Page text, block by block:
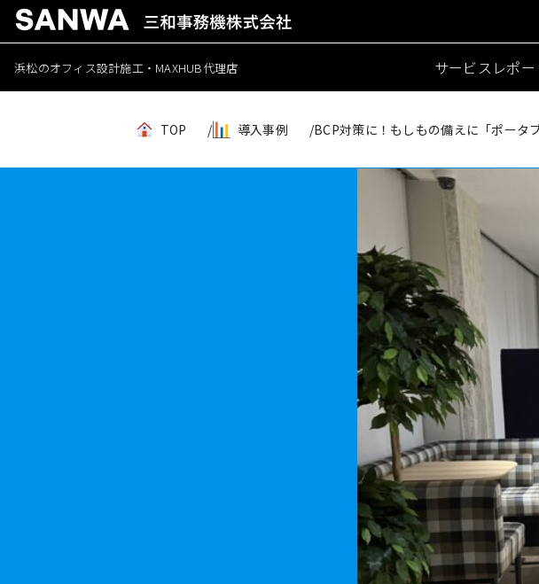
浜松のオフィス設計施工・MAXHUB代理店 サービスレポー
TOP 導入事例 BCP対策に！もしもの備えに「ポータ